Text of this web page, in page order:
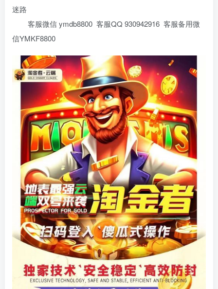
迷路
客服微信 ymdb8800 客服QQ 930942916 客服备用微
信YMKF8800